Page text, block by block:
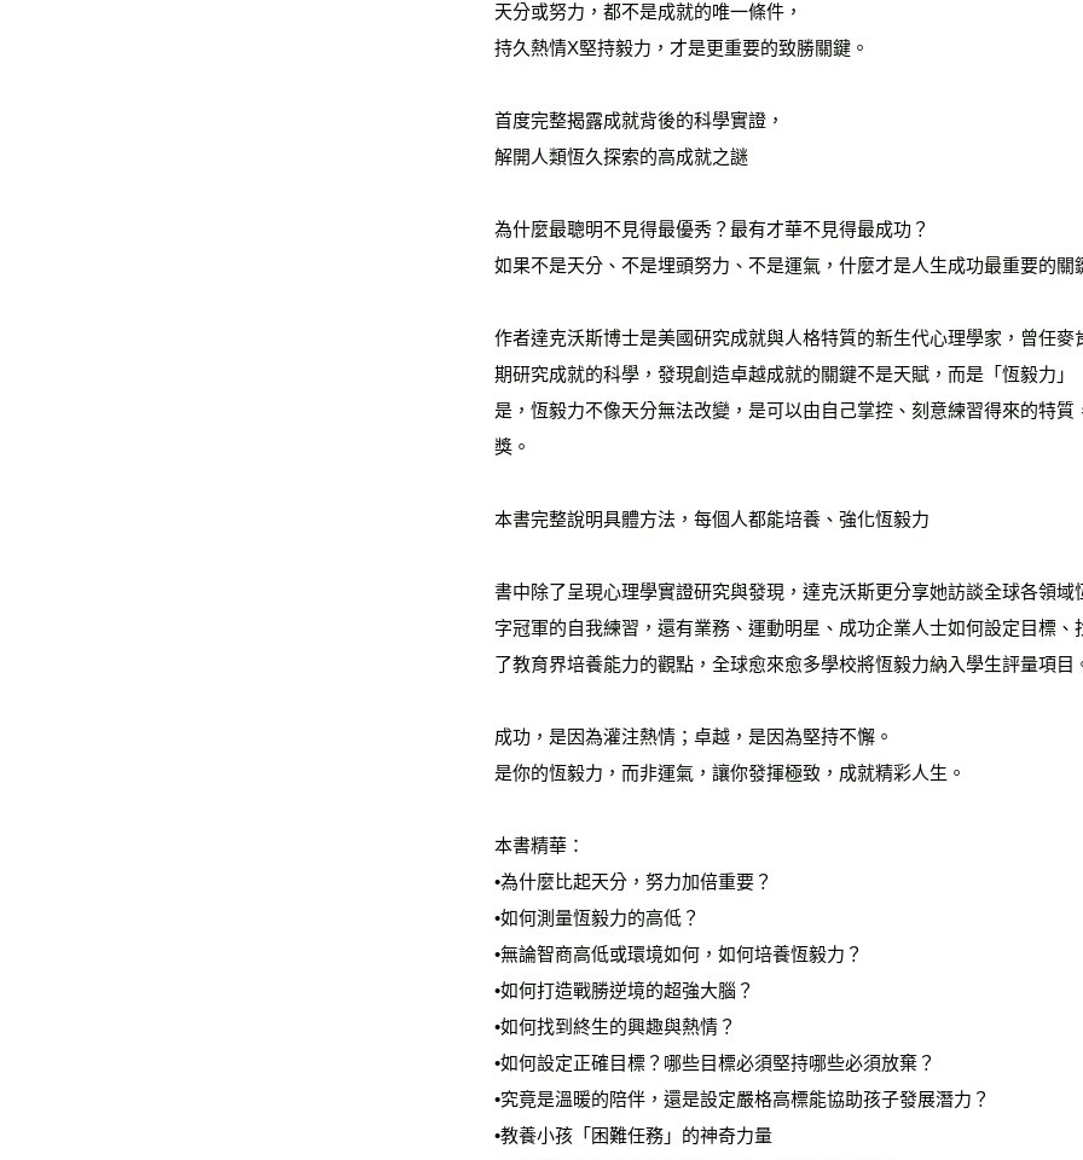
天分或努力，都不是成就的唯一條件，
持久熱情X堅持毅力，才是更重要的致勝關鍵。
首度完整揭露成就背後的科學實證，
解開人類恆久探索的高成就之謎
為什麼最聰明不見得最優秀？最有才華不見得最成功？
如果不是天分、不是埋頭努力、不是運氣，什麼才是人生成功最重要的關
作者達克沃斯博士是美國研究成就與人格特質的新生代心理學家，曾任
期研究成就的科學，發現創造卓越成就的關鍵不是天賦，而是「恆毅力
是，恆毅力不像天分無法改變，是可以由自己掌控、刻意練習得來的特
獎。
本書完整說明具體方法，每個人都能培養、強化恆毅力
書中除了呈現心理學實證研究與發現，達克沃斯更分享她訪談全球各領
字冠軍的自我練習，還有業務、運動明星、成功企業人士如何設定目標
了教育界培養能力的觀點，全球愈來愈多學校將恆毅力納入學生評量項目
成功，是因為灌注熱情；卓越，是因為堅持不懈。
是你的恆毅力，而非運氣，讓你發揮極致，成就精彩人生。
本書精華：
•為什麼比起天分，努力加倍重要？
•如何測量恆毅力的高低？
•無論智商高低或環境如何，如何培養恆毅力？
•如何打造戰勝逆境的超強大腦？
•如何找到終生的興趣與熱情？
•如何設定正確目標？哪些目標必須堅持哪些必須放棄？
•究竟是溫暖的陪伴，還是設定嚴格高標能協助孩子發展潛力？
•教養小孩「困難任務」的神奇力量